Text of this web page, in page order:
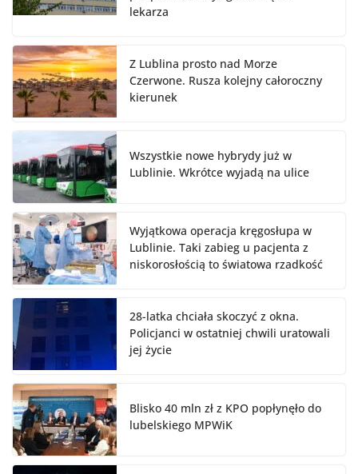
lekarza
Z Lublina prosto nad Morze
Czerwone. Rusza kolejny całoroczny
kierunek
Wszystkie nowe hybrydy już w
Lublinie. Wkrótce wyjadą na ulice
Wyjątkowa operacja kręgosłupa w
Lublinie. Taki zabieg u pacjenta z
niskorosłością to światowa rzadkość
28-latka chciała skoczyć z okna.
Policjanci w ostatniej chwili uratowali
jej życie
Blisko 40 mln zł z KPO popłynęło do
lubelskiego MPWiK